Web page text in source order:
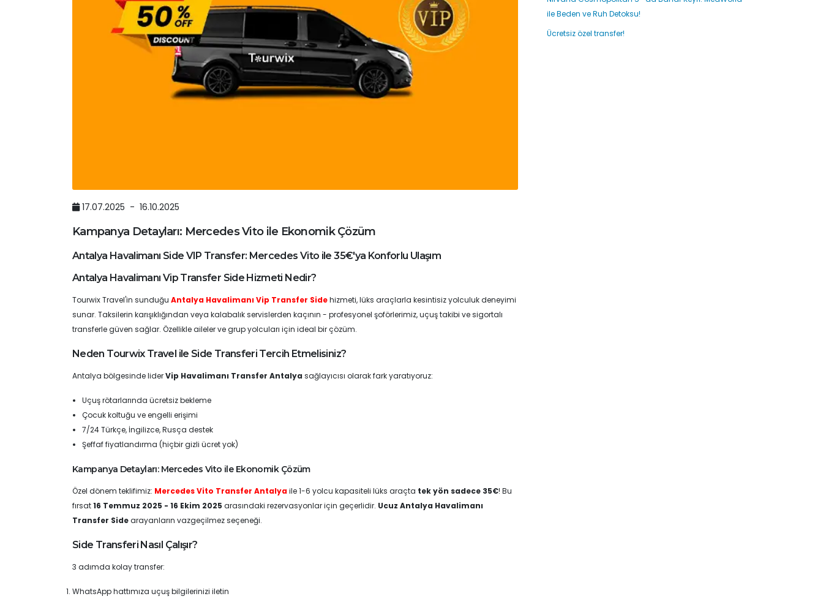
17.07.2025 - 16.10.2025
Kampanya Detayları: Mercedes Vito ile Ekonomik Çözüm
Antalya Havalimanı Side VIP Transfer: Mercedes Vito ile 35€'ya Konforlu Ulaşım
Antalya Havalimanı Vip Transfer Side Hizmeti Nedir?
Tourwix Travel'in sunduğu Antalya Havalimanı Vip Transfer Sidehizmeti, lüks araçlarla kesintisiz yolculuk deneyimi
sunar. Taksilerin karışıklığından veya kalabalık servislerden kaçının - profesyonel şoförlerimiz, uçuş takibi ve sigortalı
transferle güven sağlar. Özellikle aileler ve grup yolcuları için ideal bir çözüm.
Neden Tourwix Travel ile Side Transferi Tercih Etmelisiniz?
Antalya bölgesinde liderVip Havalimanı Transfer Antalya sağlayıcısı olarak fark yaratıyoruz:
Uçuş rötarlarında ücretsiz bekleme
Çocuk koltuğu ve engelli erişimi
7/24 Türkçe, İngilizce, Rusça destek
Şeffaf fiyatlandırma (hiçbir gizli ücret yok)
Kampanya Detayları: Mercedes Vito ile Ekonomik Çözüm
Özel dönem teklifimiz: Mercedes Vito Transfer Antalyaile 1-6 yolcu kapasiteli lüks araçta tek yön sadece 35€! Bu
fırsat16 Temmuz 2025 - 16 Ekim 2025 arasındaki rezervasyonlar için geçerlidir. Ucuz Antalya Havalimanı
Transfer Sidearayanların vazgeçilmez seçeneği.
Side Transferi Nasıl Çalışır?
3 adımda kolay transfer:
WhatsApp hattımıza uçuş bilgilerinizi iletin
ile Beden ve Ruh Detoksu!
Ücretsiz özel transfer!